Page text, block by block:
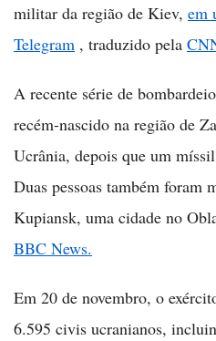
militar da região de Kiev, em
Telegram , traduzido pela
A recente série de
recém-nascido na região de
Ucrânia, depois que um
Duas pessoas também foram
Kupiansk, uma cidade no
BBC News.
Em 20 de novembro, o
6.595 civis ucranianos,